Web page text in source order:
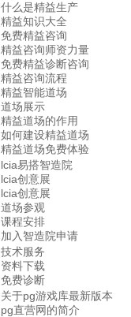
什么是精益生产
精益知识大全
免费精益咨询
精益咨询师资力量
免费精益诊断咨询
精益咨询流程
精益智能道场
道场展示
精益道场的作用
如何建设精益道场
精益道场免费体验
lcia易搭智造院
lcia创意展
lcia创意展
道场参观
课程安排
加入智造院申请
技术服务
资料下载
免费诊断
关于pg游戏库最新版本
pg直营网的简介